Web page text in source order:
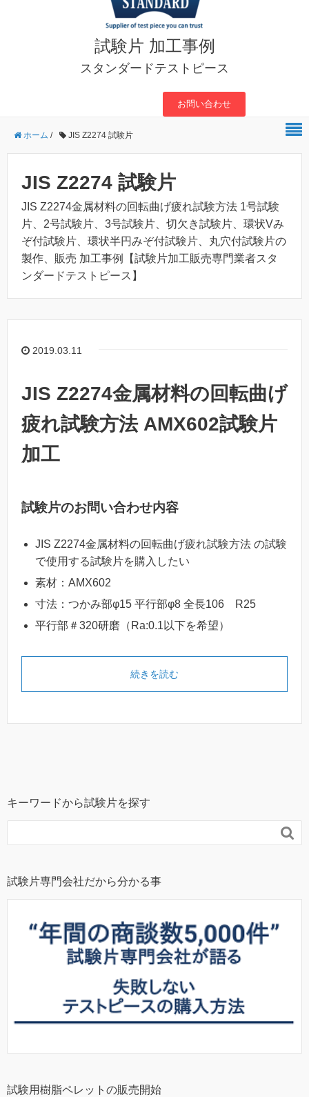
試験片 加工事例
スタンダードテストピース
お問い合わせ
ホーム / JIS Z2274 試験片
JIS Z2274 試験片
JIS Z2274金属材料の回転曲げ疲れ試験方法 1号試験
片、2号試験片、3号試験片、切欠き試験片、環状Vみ
ぞ付試験片、環状半円みぞ付試験片、丸穴付試験片の
製作、販売 加工事例【試験片加工販売専門業者スタ
ンダードテストピース】
2019.03.11
JIS Z2274金属材料の回転曲げ
疲れ試験方法 AMX602試験片
加工
試験片のお問い合わせ内容
JIS Z2274金属材料の回転曲げ疲れ試験方法 の試験
で使用する試験片を購入したい
素材：AMX602
寸法：つかみ部φ15 平行部φ8 全長106 R25
平行部＃320研磨（Ra:0.1以下を希望）
続きを読む
キーワードから試験片を探す

試験片専門会社だから分かる事
試験用樹脂ペレットの販売開始